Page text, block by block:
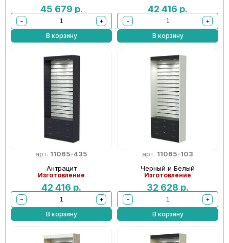
45 679 р.
−
+
В корзину
42 416 р.
−
+
В корзину
арт. 11065-435
Антрацит
Изготовление
42 416 р.
−
+
В корзину
арт. 11065-103
Черный и Белый
Изготовление
32 628 р.
−
+
В корзину